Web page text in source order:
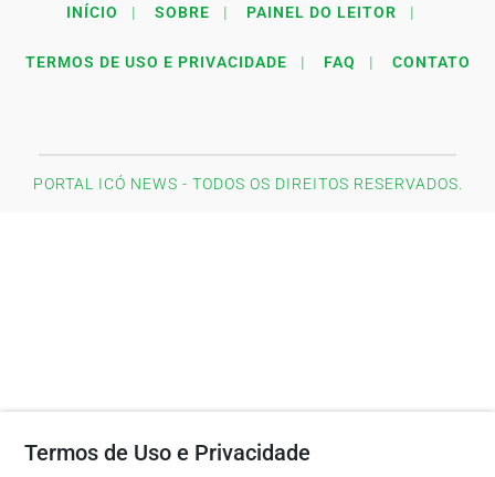
INÍCIO | SOBRE | PAINEL DO LEITOR |
TERMOS DE USO E PRIVACIDADE | FAQ | CONTATO
PORTAL ICÓ NEWS - TODOS OS DIREITOS RESERVADOS.
Termos de Uso e Privacidade